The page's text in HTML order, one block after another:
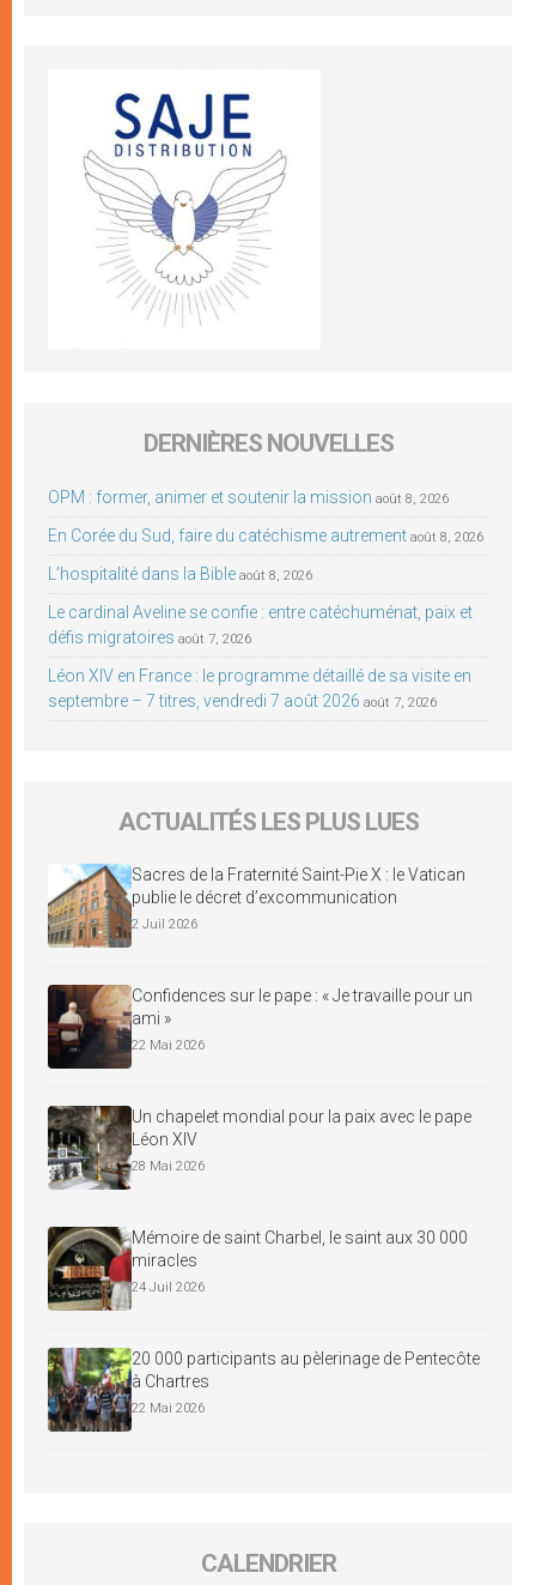
DERNIÈRES NOUVELLES
OPM : former, animer et soutenir la mission août 8, 2026
En Corée du Sud, faire du catéchisme autrement août 8, 2026
L’hospitalité dans la Bible août 8, 2026
Le cardinal Aveline se confie : entre catéchuménat, paix et
défis migratoires août 7, 2026
Léon XIV en France : le programme détaillé de sa visite en
septembre – 7 titres, vendredi 7 août 2026 août 7, 2026
ACTUALITÉS LES PLUS LUES
Sacres de la Fraternité Saint-Pie X : le Vatican
publie le décret d’excommunication
2 Juil 2026
Confidences sur le pape : « Je travaille pour un
ami »
22 Mai 2026
Un chapelet mondial pour la paix avec le pape
Léon XIV
28 Mai 2026
Mémoire de saint Charbel, le saint aux 30 000
miracles
24 Juil 2026
20 000 participants au pèlerinage de Pentecôte
à Chartres
22 Mai 2026
CALENDRIER